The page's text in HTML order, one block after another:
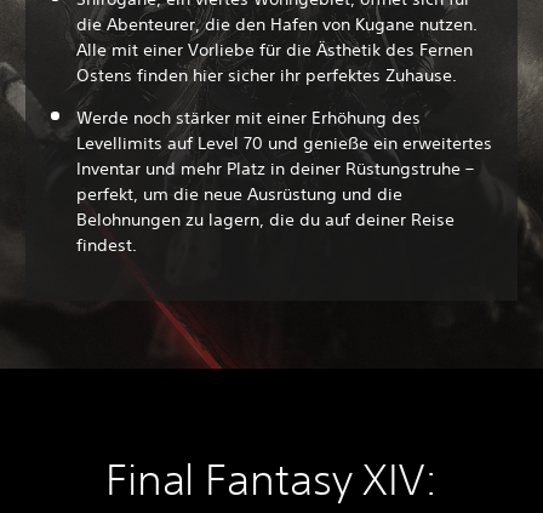
die Abenteurer, die den Hafen von Kugane nutzen.
Alle mit einer Vorliebe für die Ästhetik des Fernen
Ostens finden hier sicher ihr perfektes Zuhause.
Werde noch stärker mit einer Erhöhung des
Levellimits auf Level 70 und genieße ein erweitertes
Inventar und mehr Platz in deiner Rüstungstruhe –
perfekt, um die neue Ausrüstung und die
Belohnungen zu lagern, die du auf deiner Reise
findest.
Final Fantasy XIV: